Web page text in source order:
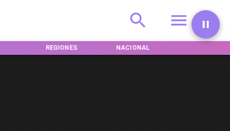
REGIONES NACIONAL